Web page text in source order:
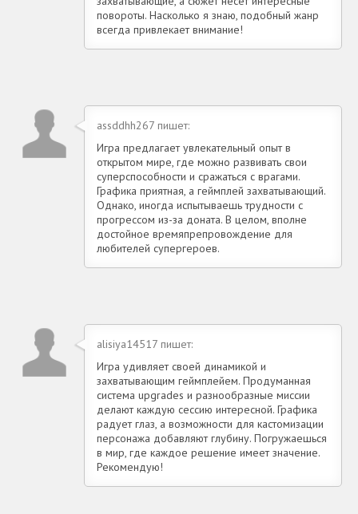
повороты. Насколько я знаю, подобный жанр
всегда привлекает внимание!
assddhh267 пишет:
Игра предлагает увлекательный опыт в
открытом мире, где можно развивать свои
суперспособности и сражаться с врагами.
Графика приятная, а геймплей захватывающий.
Однако, иногда испытываешь трудности с
прогрессом из-за доната. В целом, вполне
достойное времяпрепровождение для
любителей супергероев.
alisiya14517 пишет:
Игра удивляет своей динамикой и
захватывающим геймплейем. Продуманная
система upgrades и разнообразные миссии
делают каждую сессию интересной. Графика
радует глаз, а возможности для кастомизации
персонажа добавляют глубину. Погружаешься
в мир, где каждое решение имеет значение.
Рекомендую!